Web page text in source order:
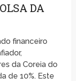
DA
financeiro
da Coreia do
de 10%. Este